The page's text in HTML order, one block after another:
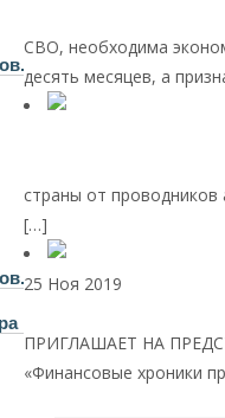
и
СВО, необходима
десять месяцев, а
страны от проводников
[…]
25 Ноя 2019
ПРИГЛАШАЕТ НА
«Финансовые хроники